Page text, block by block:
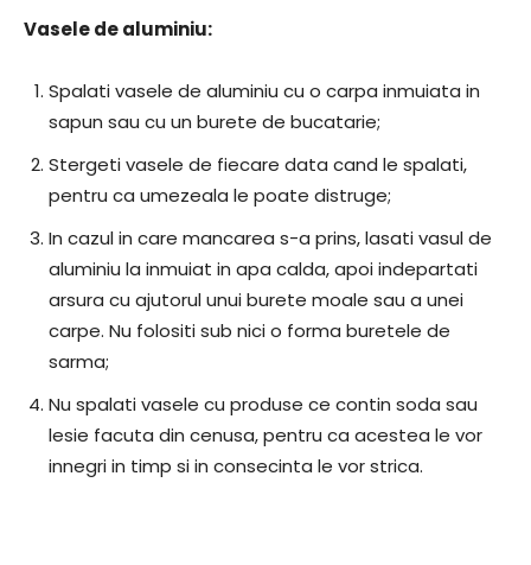
Vasele de aluminiu:
Spalati vasele de aluminiu cu o carpa inmuiata in
sapun sau cu un burete de bucatarie;
Stergeti vasele de fiecare data cand le spalati,
pentru ca umezeala le poate distruge;
In cazul in care mancarea s-a prins, lasati vasul de
aluminiu la inmuiat in apa calda, apoi indepartati
arsura cu ajutorul unui burete moale sau a unei
carpe. Nu folositi sub nici o forma buretele de
sarma;
Nu spalati vasele cu produse ce contin soda sau
lesie facuta din cenusa, pentru ca acestea le vor
innegri in timp si in consecinta le vor strica.